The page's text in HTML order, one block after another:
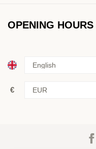
OPENING HOURS
€